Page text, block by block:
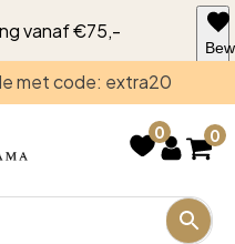
vanaf €75,-
met code: extra20
0 0
voor